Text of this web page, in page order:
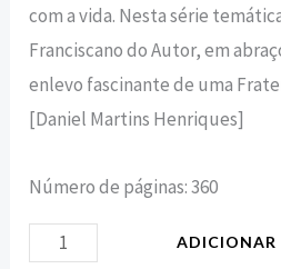
com a vida. Nesta série
Franciscano do Autor, em
enlevo fascinante de uma
[Daniel Martins Henriques]
Número de páginas: 360
ADICIONAR